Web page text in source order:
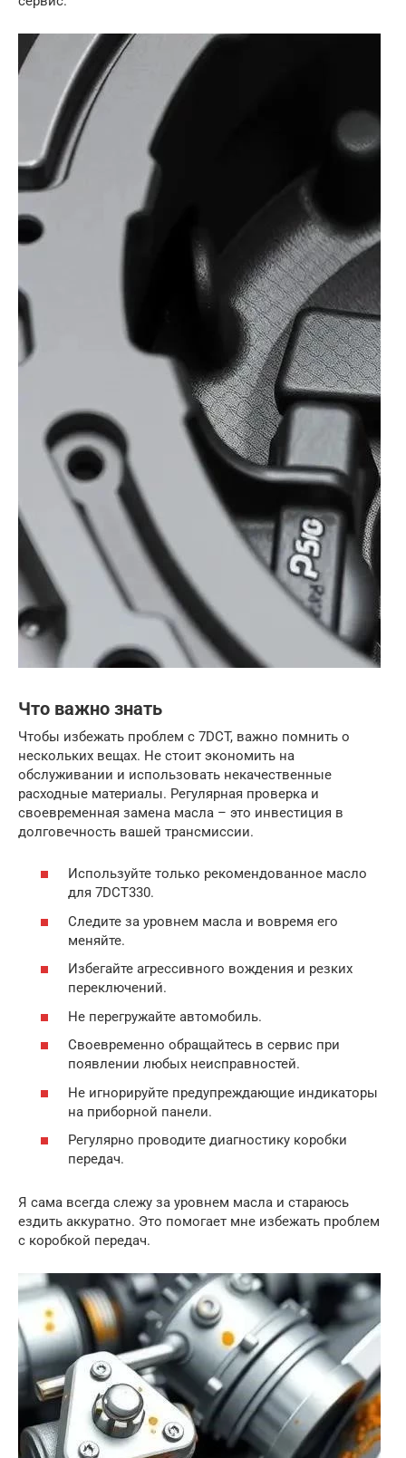
Что важно знать
Чтобы избежать проблем с 7DCT, важно помнить о
нескольких вещах. Не стоит экономить на
обслуживании и использовать некачественные
расходные материалы. Регулярная проверка и
своевременная замена масла – это инвестиция в
долговечность вашей трансмиссии.
Используйте только рекомендованное масло
для 7DCT330.
Следите за уровнем масла и вовремя его
меняйте.
Избегайте агрессивного вождения и резких
переключений.
Не перегружайте автомобиль.
Своевременно обращайтесь в сервис при
появлении любых неисправностей.
Не игнорируйте предупреждающие индикаторы
на приборной панели.
Регулярно проводите диагностику коробки
передач.
Я сама всегда слежу за уровнем масла и стараюсь
ездить аккуратно. Это помогает мне избежать проблем
с коробкой передач.